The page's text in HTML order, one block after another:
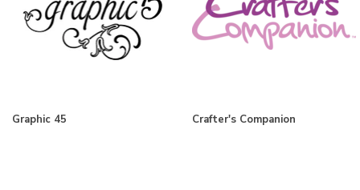
Graphic 45 Crafter's Companion